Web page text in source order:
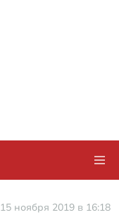
15 ноября 2019 в 16:18